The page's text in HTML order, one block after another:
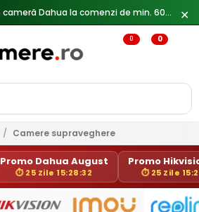
🎁 Câștigă săptămânal o cameră Dahua la comenzi de min. 600 lei — ✕
0 0
/ Camere supraveghere
Promo Dahua August
⏱ 25 Zile 15:28:32
Promo
⏱ 25 Zile